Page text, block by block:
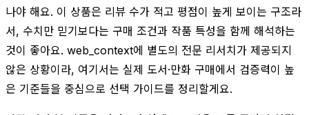
나야 해요. 이 상품은 리뷰 수가 적고 평점이 높게 보이는 구조라
서, 수치만 믿기보다는 구매 조건과 작품 특성을 함께 해석하는
것이 좋아요. web_context에 별도의 전문 리서치가 제공되지
않은 상황이라, 여기서는 실제 도서·만화 구매에서 검증력이 높
은 기준들을 중심으로 선택 가이드를 정리할게요.